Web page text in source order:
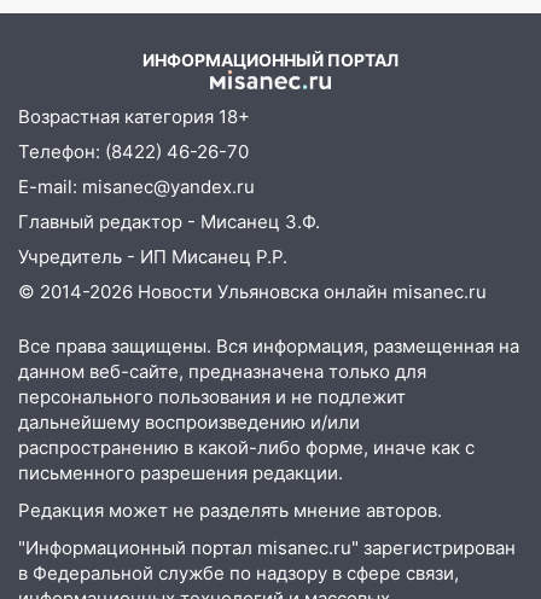
мошенники под видом преподавателя
упавшее дерево или затопленную улицу
после непогоды
13:59 В Новом городе ураганным
ветром сорвало опалубку со
строящегося дома
13:54 В мэрии Ульяновска рассказали,
шторма
13:49 Стихия продолжает крушить
Ульяновск: дерево рухнуло на дом на
Орджоникидзе
На Нижней Террасе мощным
ветром вырвало дерево с корнем
13:46 Сильный ветер сорвал крышу с
СТО на проспекте Созидателей
ИНФОРМАЦИОННЫЙ ПОРТАЛ
Возрастная категория 18+
Телефон: (8422) 46-26-70
E-mail: misanec@yandex.ru
Главный редактор - Мисанец З.Ф.
Учредитель - ИП Мисанец Р.Р.
© 2014-2026 Новости Ульяновска онлайн misanec.ru
Все права защищены. Вся информация, размещенная на
данном веб-сайте, предназначена только для
персонального пользования и не подлежит
дальнейшему воспроизведению и/или
распространению в какой-либо форме, иначе как с
письменного разрешения редакции.
Редакция может не разделять мнение авторов.
"Информационный портал misanec.ru" зарегистрирован
в Федеральной службе по надзору в сфере связи,